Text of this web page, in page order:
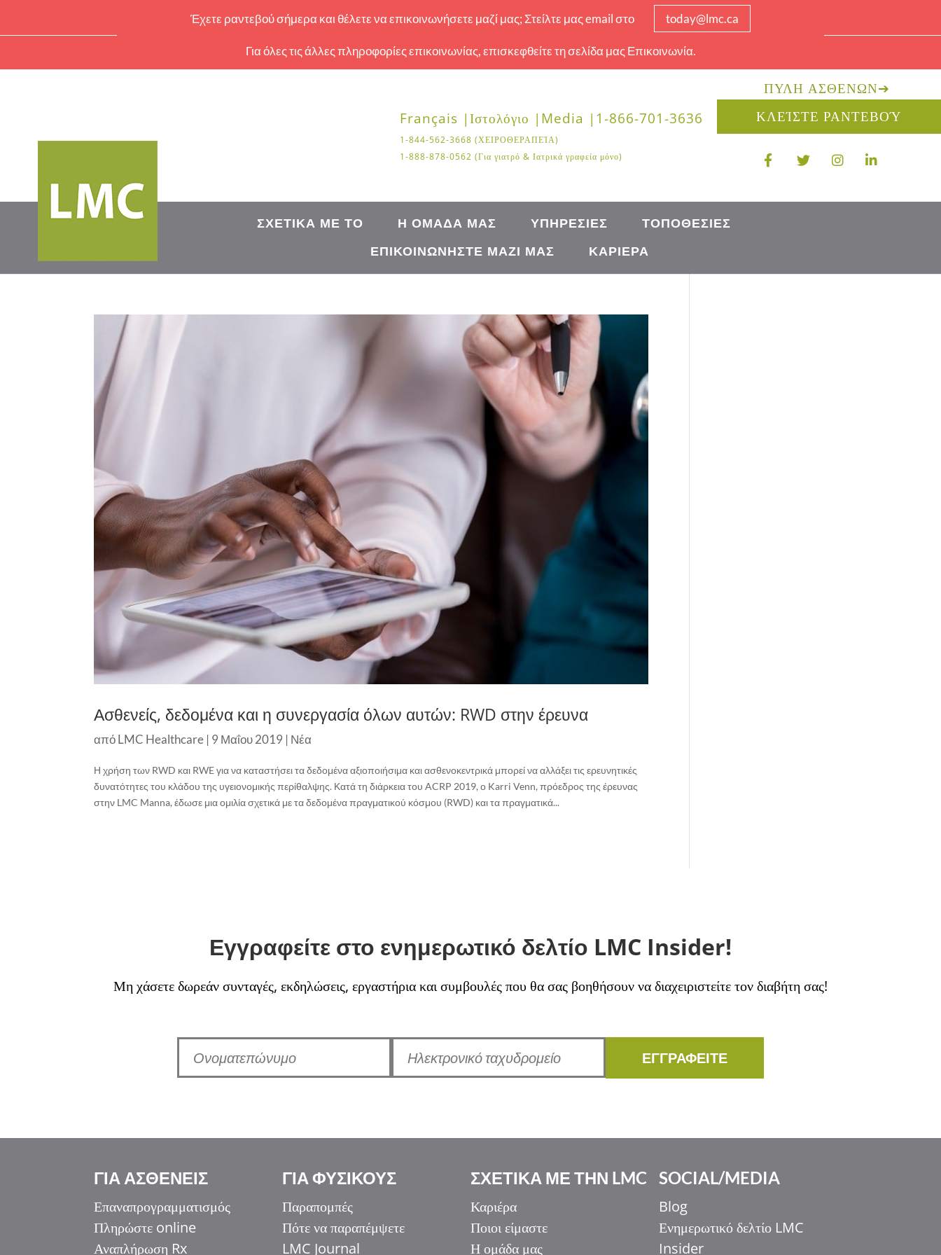
Έχετε ραντεβού σήμερα και θέλετε να επικοινωνήσετε μαζί μας; Στείλτε μας email στο today@lmc.ca
Για όλες τις άλλες πληροφορίες επικοινωνίας, επισκεφθείτε τη σελίδα μας Επικοινωνία.
Français |Ιστολόγιο | Media | 1-866-701-3636
1-844-562-3668 (ΧΕΙΡΟΘΕΡΑΠΕΊΑ)
1-888-878-0562 (Για γιατρό & Ιατρικά γραφεία μόνο)
ΠΎΛΗ ΑΣΘΕΝΏΝ➔
ΚΛΕΊΣΤΕ ΡΑΝΤΕΒΟΎ
ΣΧΕΤΙΚΆ ΜΕ ΤΟ Η ΟΜΆΔΑ ΜΑΣ ΥΠΗΡΕΣΊΕΣ
ΤΟΠΟΘΕΣΊΕΣ
ΕΠΙΚΟΙΝΩΝΉΣΤΕ ΜΑΖΊ ΜΑΣ
ΚΑΡΙΈΡΑ
Ασθενείς, δεδομένα και η συνεργασία όλων αυτών: RWD στην έρευνα
απόLMC Healthcare | 9 Μαΐου 2019 | Νέα
Η χρήση των RWD και RWE για να καταστήσει τα δεδομένα αξιοποιήσιμα και ασθενοκεντρικά μπορεί να αλλάξει τις ερευνητικές
δυνατότητες του κλάδου της υγειονομικής περίθαλψης. Κατά τη διάρκεια του ACRP 2019, ο Karri Venn, πρόεδρος της έρευνας
στην LMC Manna, έδωσε μια ομιλία σχετικά με τα δεδομένα πραγματικού κόσμου (RWD) και τα πραγματικά...
Εγγραφείτε στο ενημερωτικό δελτίο LMC Insider!
Μη χάσετε δωρεάν συνταγές, εκδηλώσεις, εργαστήρια και συμβουλές που θα σας βοηθήσουν να διαχειριστείτε τον διαβήτη σας!
ΕΓΓΡΑΦΕΙΤΕ
ΓΙΑ ΑΣΘΕΝΕΙΣ
Επαναπρογραμματισμός
Πληρώστε online
Αναπλήρωση Rx
ΓΙΑ ΦΥΣΙΚΟΥΣ
Παραπομπές
Πότε να παραπέμψετε
LMC Journal
ΣΧΕΤΙΚΑ ΜΕ ΤΗΝ LMC
Καριέρα
Ποιοι είμαστε
Η ομάδα μας
SOCIAL/MEDIA
Blog
Ενημερωτικό δελτίο LMC
Insider
हिन्दी
اردو
香港中文